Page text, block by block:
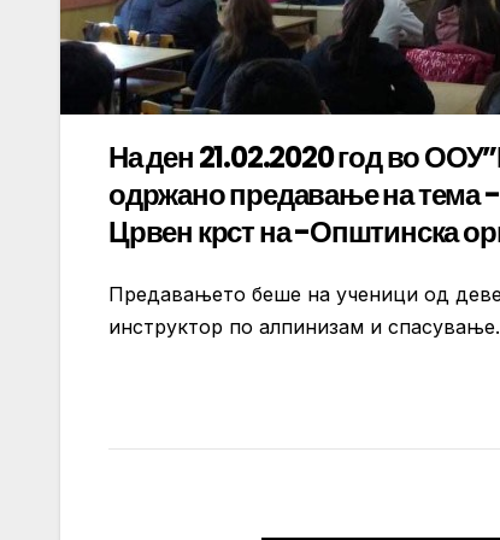
На ден 21.02.2020 год во
одржано предавање на тема
Црвен крст на -Општинска
Предавањето беше на ученици од
инструктор по алпинизам и спасување.